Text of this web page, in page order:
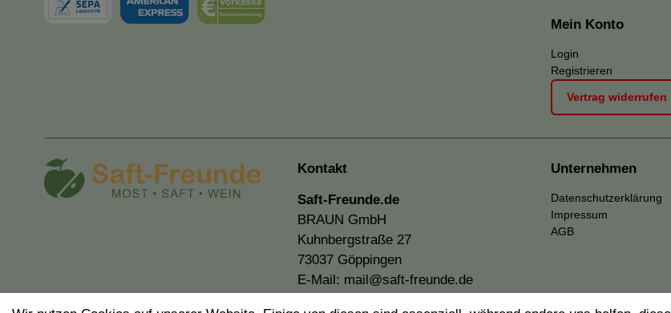
Mein Konto
Login
Registrieren
Vertrag widerrufen
Kontakt
Saft-Freunde.de
BRAUN GmbH
Kuhnbergstraße 27
73037 Göppingen
E-Mail: mail@saft-freunde.de
Unternehmen
Datenschutzerklärung
Impressum
AGB